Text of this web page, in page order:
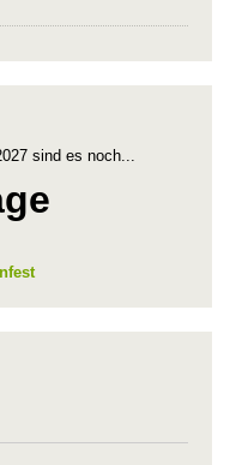
sind es noch...